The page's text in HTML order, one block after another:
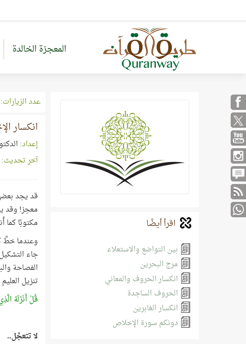
المعجزة الخالدة
اقرأ أيضًا
بين التواضع والاستعلاء
مرج البحرين
انكسار الحروف والمعاني
الحروف الساجدة
انكسار الغابرين
دونكم سورة الإخلاص
عدد الزيارات:
انكسار
إعداد:
آخر تحديث:
قد يجد
معجز! وقد
مكتوبًا كما
وعندما خطَّ
جاء
الفصاحة
تنزيل
قُلْ أَنْزَلَهُ
لا تتعجَّل..